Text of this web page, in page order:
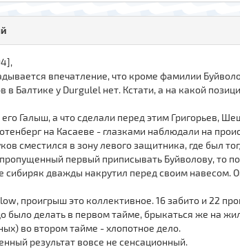
впечатление, что кроме фамилии
в Балтике у Durgulel нет. Кстати, а на какой
Галыш, а что сделали перед этим Григорьев,
на Касаеве - глазками наблюдали на
сместился в зону левого защитника, где был
первый приписывать Буйволову, то
сибиряк дважды накрутил перед своим навесом.
проигрыш это коллективное. 16 забито и 22
было делать в первом тайме, брыкаться же на
во втором тайме - хлопотное дело.
результат вовсе не сенсационный.